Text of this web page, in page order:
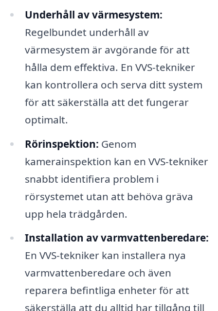
Underhåll av värmesystem:
Regelbundet underhåll av
värmesystem är avgörande för att
hålla dem effektiva. En VVS-tekniker
kan kontrollera och serva ditt system
för att säkerställa att det fungerar
optimalt.
Rörinspektion: Genom
kamerainspektion kan en VVS-tekniker
snabbt identifiera problem i
rörsystemet utan att behöva gräva
upp hela trädgården.
Installation av varmvattenberedare:
En VVS-tekniker kan installera nya
varmvattenberedare och även
reparera befintliga enheter för att
säkerställa att du alltid har tillgång till